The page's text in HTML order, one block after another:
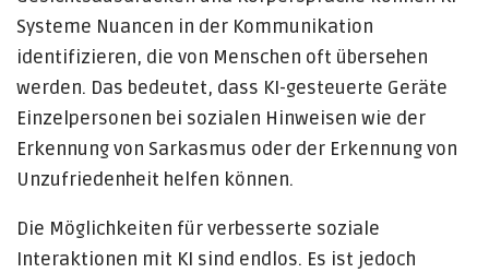
Systeme Nuancen in der Kommunikation
identifizieren, die von Menschen oft übersehen
werden. Das bedeutet, dass KI-gesteuerte Geräte
Einzelpersonen bei sozialen Hinweisen wie der
Erkennung von Sarkasmus oder der Erkennung von
Unzufriedenheit helfen können.
Die Möglichkeiten für verbesserte soziale
Interaktionen mit KI sind endlos. Es ist jedoch